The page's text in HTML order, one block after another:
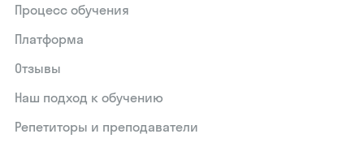
Процесс обучения
Платформа
Отзывы
Наш подход к обучению
Репетиторы и преподаватели